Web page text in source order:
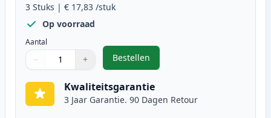
3 Stuks | € 17,83 /stuk
Op voorraad
Aantal
Gebruik de knoppen om aan te passen
− +
1
Bestellen
,3 stuks Canon PG-50 & CL-51
Kwaliteitsgarantie
3 Jaar Garantie. 90 Dagen Retour